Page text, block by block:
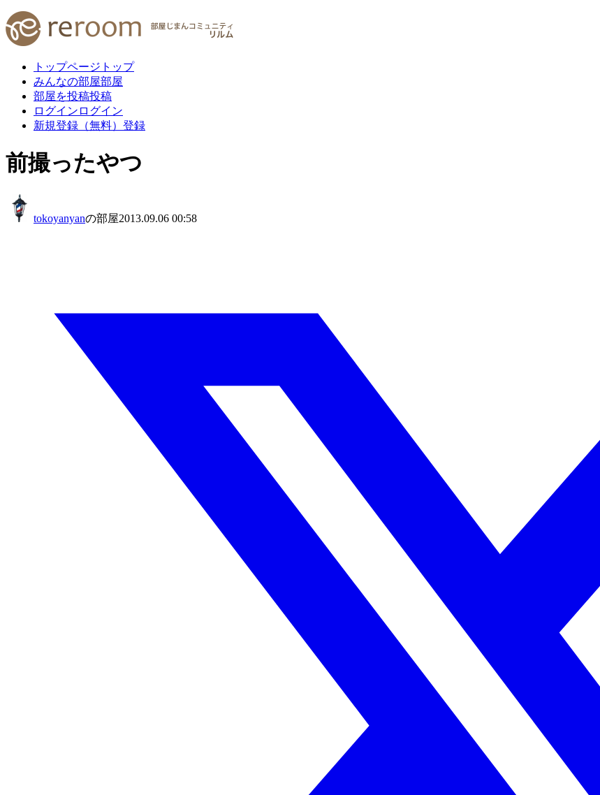
トップページ トップ
みんなの部屋部屋
部屋を投稿投稿
ログイン ログイン
新規登録（無料） 登録
前撮ったやつ
tokoyanyanの部屋2013.09.06 00:58